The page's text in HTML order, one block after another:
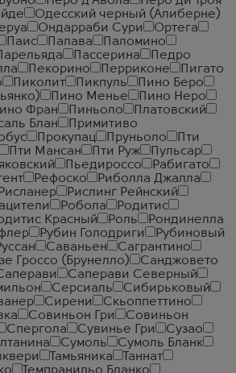
Одесский черный (Алиберне)
Ондарраби Сури
Ортега
Паис Палава
Паломино
Парельяда Пассерина
Педро
Пекорино Перриконе
Пигато
Пиколит Пикпуль
Пино Беро
Пино Менье
Пино Неро
Фран Пиньоло
Платовский
Блан
Примитиво
Прокупац Пруньоло
Пти
Пти Мансан Пти Руж
Пульсар
Пьедироссо
Рабигато
Рефоско
Риболла Джалла
Рисланер
Рислинг Рейнский
Робола
Родитис
Красный Роль
Рондинелла
Рубин Голодриги
Рубиновый
Саваньен
Сагрантино
Гроссо (Брунелло)
Санджовето
Саперави Северный
Серсиаль
Сибирьковый
Сирени
Скьоппеттино
Совиньон Гри
Совиньон
Спергола Сувинье Гри
Сузао
Сумоль
Сумоль Бланк
Тамьяника
Таннат